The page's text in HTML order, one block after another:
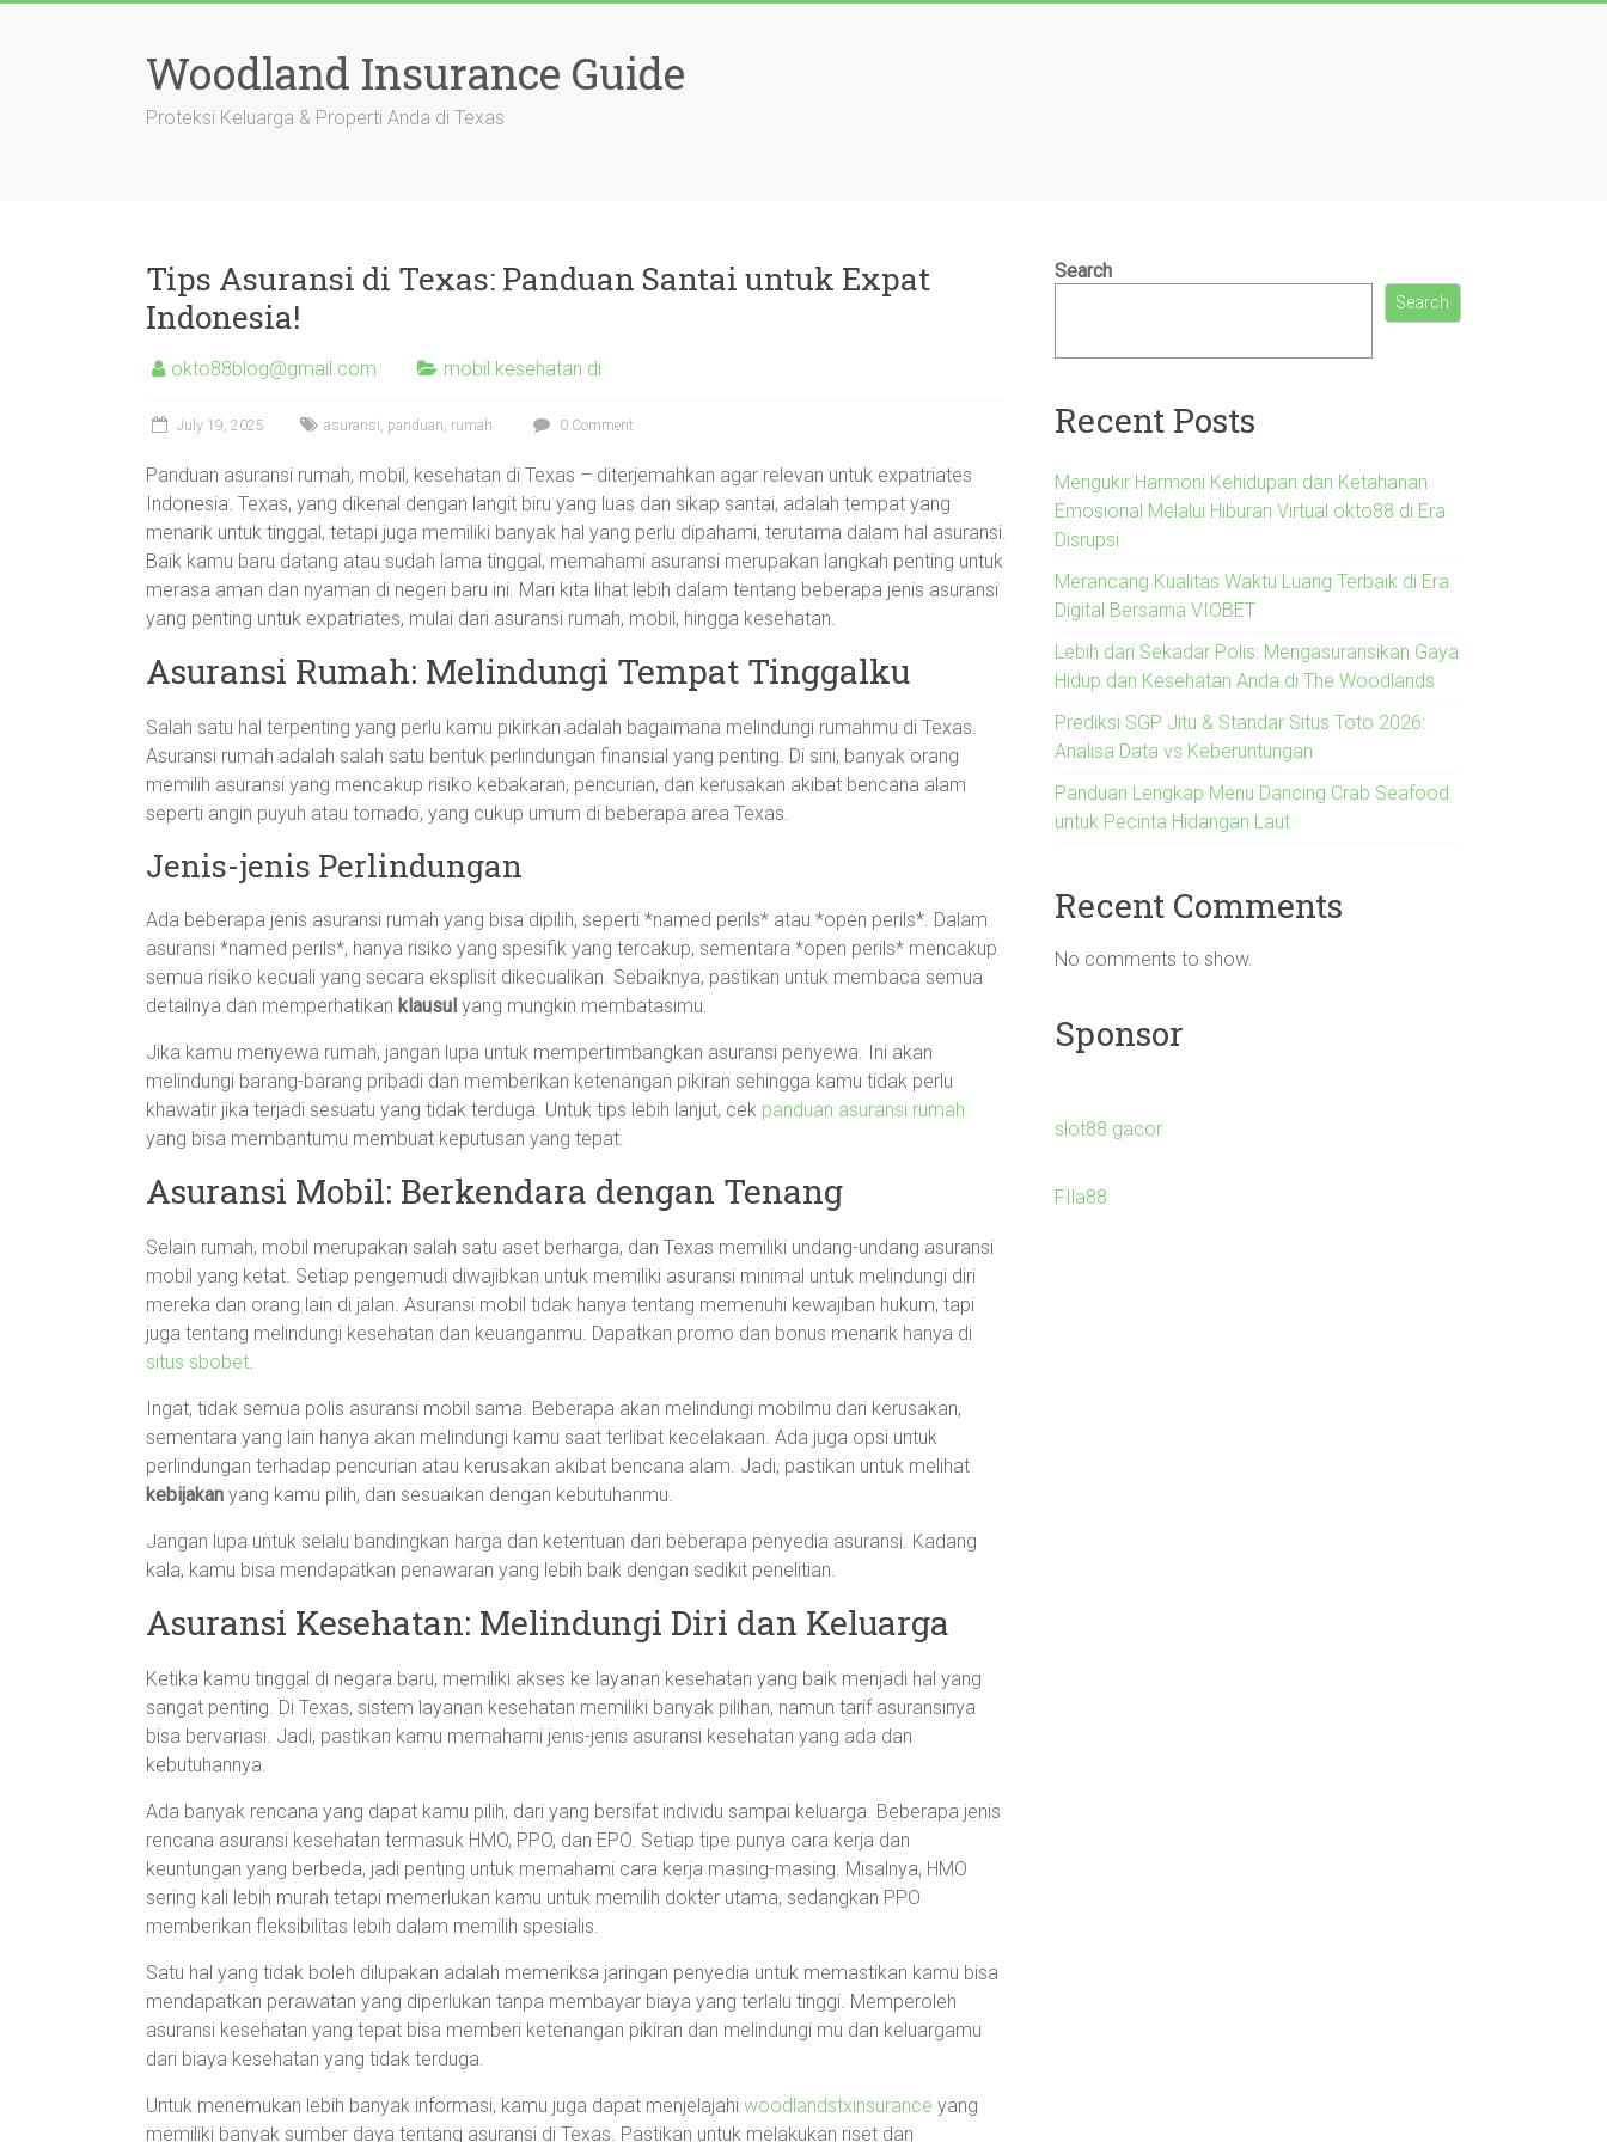
Woodland Insurance Guide
Proteksi Keluarga & Properti Anda di Texas
Tips Asuransi di Texas: Panduan Santai untuk Expat
Indonesia!
okto88blog@gmail.com mobil kesehatan di
July 19, 2025 asuransi, panduan, rumah 0 Comment
Panduan asuransi rumah, mobil, kesehatan di Texas – diterjemahkan agar relevan untuk expatriates
Indonesia. Texas, yang dikenal dengan langit biru yang luas dan sikap santai, adalah tempat yang
menarik untuk tinggal, tetapi juga memiliki banyak hal yang perlu dipahami, terutama dalam hal asuransi.
Baik kamu baru datang atau sudah lama tinggal, memahami asuransi merupakan langkah penting untuk
merasa aman dan nyaman di negeri baru ini. Mari kita lihat lebih dalam tentang beberapa jenis asuransi
yang penting untuk expatriates, mulai dari asuransi rumah, mobil, hingga kesehatan.
Asuransi Rumah: Melindungi Tempat Tinggalku
Salah satu hal terpenting yang perlu kamu pikirkan adalah bagaimana melindungi rumahmu di Texas.
Asuransi rumah adalah salah satu bentuk perlindungan finansial yang penting. Di sini, banyak orang
memilih asuransi yang mencakup risiko kebakaran, pencurian, dan kerusakan akibat bencana alam
seperti angin puyuh atau tornado, yang cukup umum di beberapa area Texas.
Jenis-jenis Perlindungan
Ada beberapa jenis asuransi rumah yang bisa dipilih, seperti *named perils* atau *open perils*. Dalam
asuransi *named perils*, hanya risiko yang spesifik yang tercakup, sementara *open perils* mencakup
semua risiko kecuali yang secara eksplisit dikecualikan. Sebaiknya, pastikan untuk membaca semua
detailnya dan memperhatikan klausul yang mungkin membatasimu.
Jika kamu menyewa rumah, jangan lupa untuk mempertimbangkan asuransi penyewa. Ini akan
melindungi barang-barang pribadi dan memberikan ketenangan pikiran sehingga kamu tidak perlu
khawatir jika terjadi sesuatu yang tidak terduga. Untuk tips lebih lanjut, cek panduan asuransi rumah
yang bisa membantumu membuat keputusan yang tepat.
Asuransi Mobil: Berkendara dengan Tenang
Selain rumah, mobil merupakan salah satu aset berharga, dan Texas memiliki undang-undang asuransi
mobil yang ketat. Setiap pengemudi diwajibkan untuk memiliki asuransi minimal untuk melindungi diri
mereka dan orang lain di jalan. Asuransi mobil tidak hanya tentang memenuhi kewajiban hukum, tapi
juga tentang melindungi kesehatan dan keuanganmu. Dapatkan promo dan bonus menarik hanya di
situs sbobet.
Ingat, tidak semua polis asuransi mobil sama. Beberapa akan melindungi mobilmu dari kerusakan,
sementara yang lain hanya akan melindungi kamu saat terlibat kecelakaan. Ada juga opsi untuk
perlindungan terhadap pencurian atau kerusakan akibat bencana alam. Jadi, pastikan untuk melihat
kebijakan yang kamu pilih, dan sesuaikan dengan kebutuhanmu.
Jangan lupa untuk selalu bandingkan harga dan ketentuan dari beberapa penyedia asuransi. Kadang
kala, kamu bisa mendapatkan penawaran yang lebih baik dengan sedikit penelitian.
Asuransi Kesehatan: Melindungi Diri dan Keluarga
Ketika kamu tinggal di negara baru, memiliki akses ke layanan kesehatan yang baik menjadi hal yang
sangat penting. Di Texas, sistem layanan kesehatan memiliki banyak pilihan, namun tarif asuransinya
bisa bervariasi. Jadi, pastikan kamu memahami jenis-jenis asuransi kesehatan yang ada dan
kebutuhannya.
Ada banyak rencana yang dapat kamu pilih, dari yang bersifat individu sampai keluarga. Beberapa jenis
rencana asuransi kesehatan termasuk HMO, PPO, dan EPO. Setiap tipe punya cara kerja dan
keuntungan yang berbeda, jadi penting untuk memahami cara kerja masing-masing. Misalnya, HMO
sering kali lebih murah tetapi memerlukan kamu untuk memilih dokter utama, sedangkan PPO
memberikan fleksibilitas lebih dalam memilih spesialis.
Satu hal yang tidak boleh dilupakan adalah memeriksa jaringan penyedia untuk memastikan kamu bisa
mendapatkan perawatan yang diperlukan tanpa membayar biaya yang terlalu tinggi. Memperoleh
asuransi kesehatan yang tepat bisa memberi ketenangan pikiran dan melindungi mu dan keluargamu
dari biaya kesehatan yang tidak terduga.
Untuk menemukan lebih banyak informasi, kamu juga dapat menjelajahi woodlandstxinsurance yang
memiliki banyak sumber daya tentang asuransi di Texas. Pastikan untuk melakukan riset dan
Search
Search
Recent Posts
Mengukir Harmoni Kehidupan dan Ketahanan
Emosional Melalui Hiburan Virtual okto88 di Era
Disrupsi
Merancang Kualitas Waktu Luang Terbaik di Era
Digital Bersama VIOBET
Lebih dari Sekadar Polis: Mengasuransikan Gaya
Hidup dan Kesehatan Anda di The Woodlands
Prediksi SGP Jitu & Standar Situs Toto 2026:
Analisa Data vs Keberuntungan
Panduan Lengkap Menu Dancing Crab Seafood
untuk Pecinta Hidangan Laut
Recent Comments
No comments to show.
Sponsor
slot88 gacor
FIla88